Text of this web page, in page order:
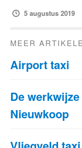
5 augustus 2019
MEER
Airport taxi
De
Nieuwkoop